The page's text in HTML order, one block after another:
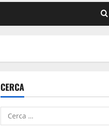
CERCA